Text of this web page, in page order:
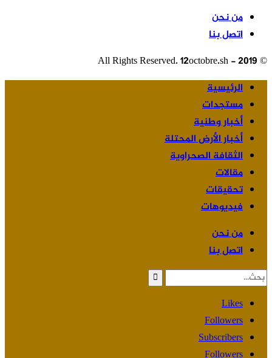
من نحن
اتصل بنا
© 2019 - All Rights Reserved. 12octobre.sh
الرئيسية
مستجدات
أخبار وطنية
أخبار الأرض المحتلة
الثقافة الصحراوية
مقالات
تحقيقات
فيديوهات
من نحن
اتصل بنا
Likes
Followers
Subscribers